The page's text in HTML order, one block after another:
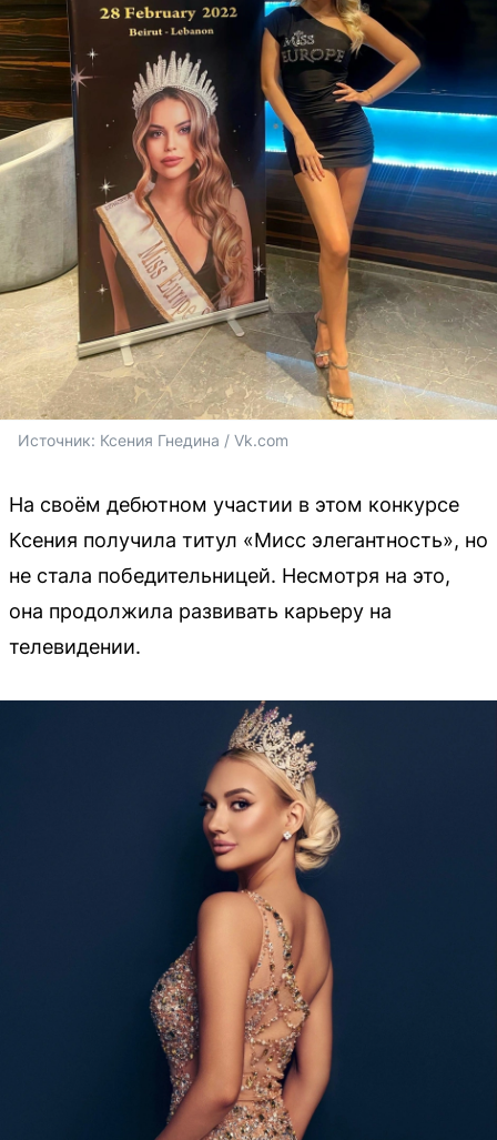
Источник: Ксения Гнедина / Vk.com
На своём дебютном участии в этом конкурсе
Ксения получила титул «Мисс элегантность», но
не стала победительницей. Несмотря на это,
она продолжила развивать карьеру на
телевидении.